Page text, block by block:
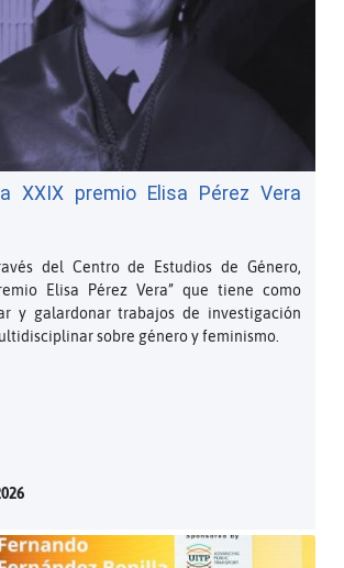
XXIX premio Elisa Pérez Vera
del Centro de Estudios de Género,
Elisa Pérez Vera” que tiene como
y galardonar trabajos de investigación
sobre género y feminismo.